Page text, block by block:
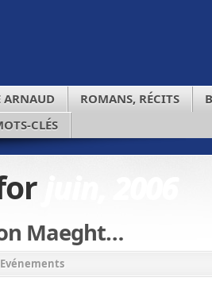
ARNAUD ROMANS, RÉCITS
CLÉS
Maeght…
Evénements